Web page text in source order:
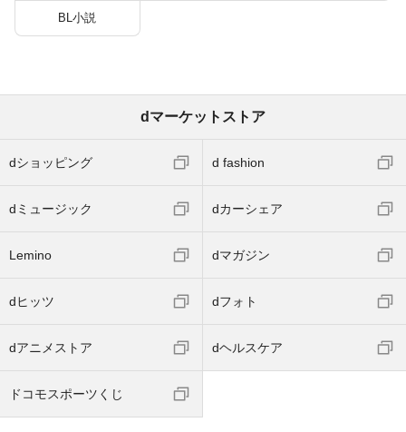
BL小説
dマーケットストア
dショッピング d fashion
dミュージック dカーシェア
Lemino dマガジン
dヒッツ dフォト
dアニメストア dヘルスケア
ドコモスポーツくじ